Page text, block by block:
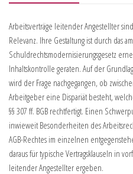
Arbeitsverträge leitender Angestellter
Relevanz. Ihre Gestaltung ist durch das
Schuldrechtsmodernisierungsgesetz
Inhaltskontrolle geraten. Auf der
wird der Frage nachgegangen, ob
Arbeitgeber eine Dispariät besteht,
§§ 307 ff. BGB rechtfertigt. Einen
inwieweit Besonderheiten des
AGB-Rechtes im einzelnen
daraus für typische Vertragsklauseln in
leitender Angestellter ergeben.